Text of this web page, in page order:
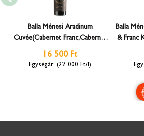
Balla Ménesi Aradinum
Cuvée(Cabernet Franc,Cabernet
Sauvignon,Kadarka) 0,75L
16 500 Ft
(22 000 Ft/l)
Balla
& Franc